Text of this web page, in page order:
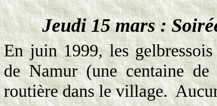
Jeudi 15 mars :
En juin 1999, les
de Namur (une centaine
routière dans le village.